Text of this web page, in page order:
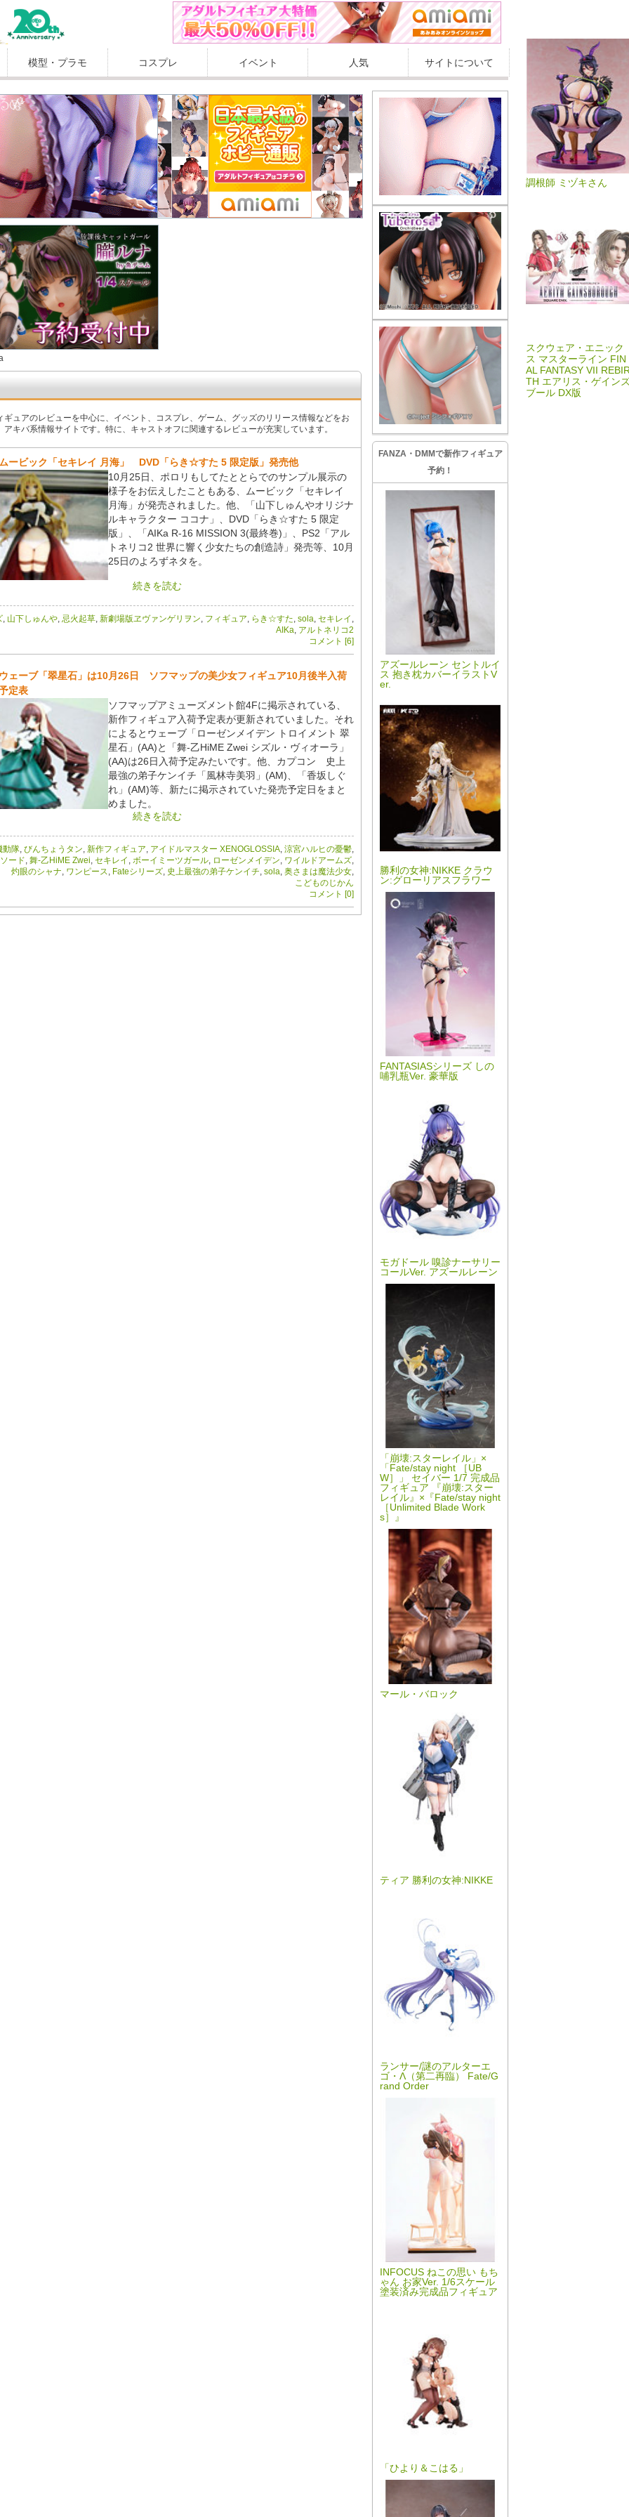
調根師 ミヅキさん
スクウェア・エニック
ス マスターライン FIN
AL FANTASY VII
TH エアリス・ゲイン
ブール DX版
模型・プラモ コスプレ イベント 人気 サイトについて
ギュアのレビューを中心に、イベント、コスプレ、ゲーム、グッズのリリース情報などをお
アキバ系情報サイトです。特に、キャストオフに関連するレビューが充実しています。
ービック「セキレイ 月海」 DVD「らき☆すた 5 限定版」発売他
10月25日、ポロリもしてたととらでのサンプル展示の
様子をお伝えしたこともある、ムービック「セキレイ
月海」が発売されました。他、「山下しゅんやオリジナ
ルキャラクター ココナ」、DVD「らき☆すた 5 限定
版」、「AIKa R-16 MISSION 3(最終巻)」、PS2「アル
トネリコ2 世界に響く少女たちの創造詩」発売等、10月
25日のよろずネタを。
続きを読む
, 山下しゅんや, 忌火起草, 新劇場版ヱヴァンゲリヲン, フィギュア, らき☆すた, sola, セキレイ ,
AIKa, アルトネリコ2
コメント [6]
ェーブ「翠星石」は10月26日 ソフマップの美少女フィギュア10月後半入荷
定表
ソフマップアミューズメント館4Fに掲示されている、
新作フィギュア入荷予定表が更新されていました。それ
によるとウェーブ「ローゼンメイデン トロイメント 翠
星石」(AA)と「舞-乙HiME Zwei シズル・ヴィオーラ」
(AA)は26日入荷予定みたいです。他、カプコン 史上
最強の弟子ケンイチ「風林寺美羽」(AM)、「香坂しぐ
れ」(AM)等、新たに掲示されていた発売予定日をまと
めました。
続きを読む
動隊, びんちょうタン, 新作フィギュア, アイドルマスター XENOGLOSSIA, 涼宮ハルヒの憂鬱,
ード, 舞-乙HiME Zwei, セキレイ , ボーイミーツガール, ローゼンメイデン, ワイルドアームズ,
灼眼のシャナ, ワンピース, Fateシリーズ, 史上最強の弟子ケンイチ, sola, 奥さまは魔法少女,
こどものじかん
コメント [0]
FANZA・DMMで新作フィギュア
予約！
アズールレーン セントルイ
ス 抱き枕カバーイラストV
er.
勝利の女神:NIKKE クラウ
ン:グローリアスフラワー
FANTASIASシリーズ しの
哺乳瓶Ver. 豪華版
モガドール 嗅診ナーサリー
コールVer. アズールレーン
「崩壊:スターレイル」×
「Fate/stay night ［UB
W］」 セイバー 1/7 完成品
フィギュア 『崩壊:スター
レイル』×『Fate/stay night
［Unlimited Blade Work
s］』
マール・バロック
ティア 勝利の女神:NIKKE
ランサー/謎のアルターエ
ゴ・Λ（第二再臨） Fate/G
rand Order
INFOCUS ねこの思い もち
ゃん お家Ver. 1/6スケール
塗装済み完成品フィギュア
「ひより＆こはる」